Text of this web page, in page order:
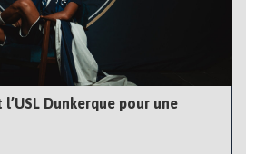
Dunkerque pour une